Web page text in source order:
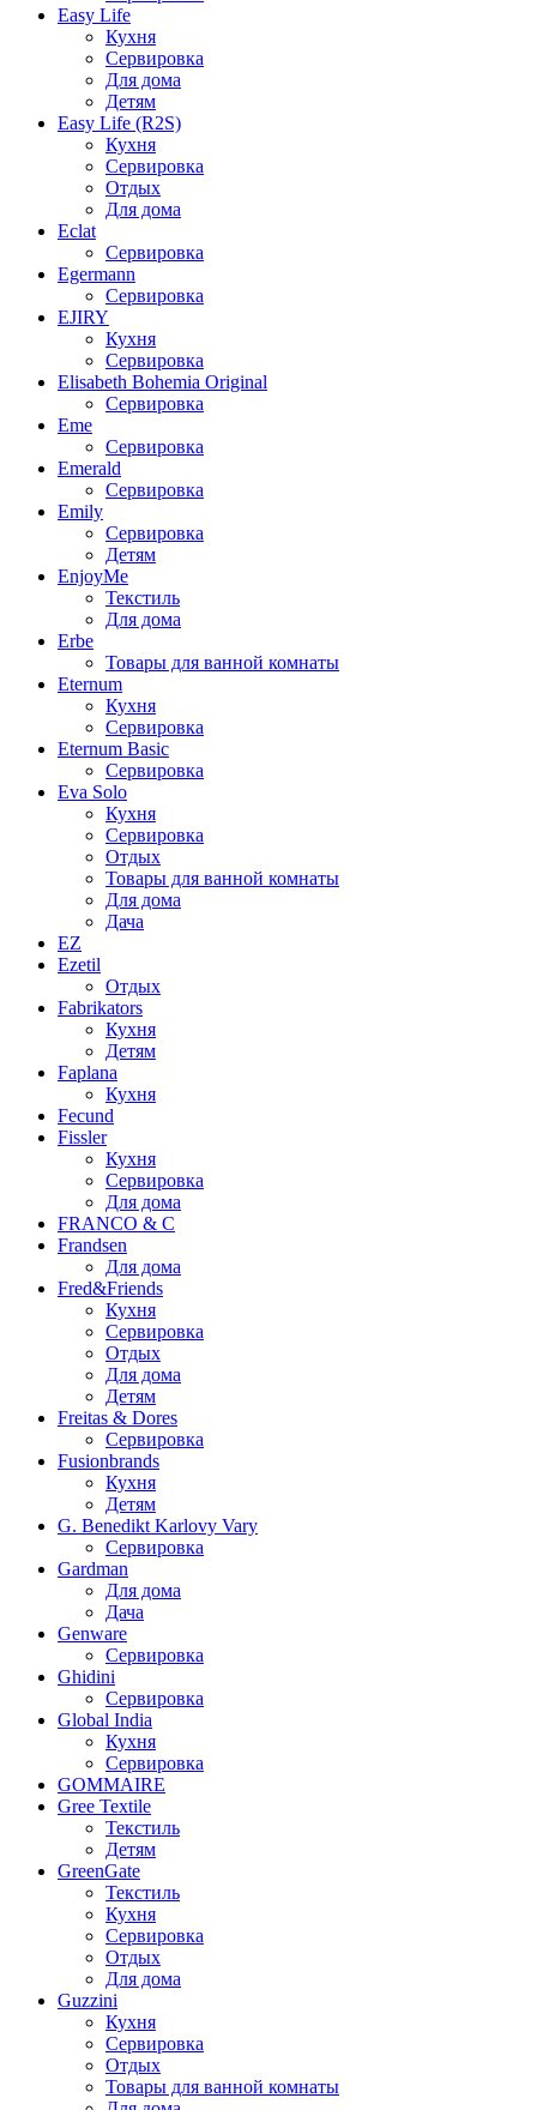
Easy Life
Кухня
Сервировка
Для дома
Детям
Easy Life (R2S)
Кухня
Сервировка
Отдых
Для дома
Eclat
Сервировка
Egermann
Сервировка
EJIRY
Кухня
Сервировка
Elisabeth Bohemia Original
Сервировка
Eme
Сервировка
Emerald
Сервировка
Emily
Сервировка
Детям
EnjoyMe
Текстиль
Для дома
Erbe
Товары для ванной комнаты
Eternum
Кухня
Сервировка
Eternum Basic
Сервировка
Eva Solo
Кухня
Сервировка
Отдых
Товары для ванной комнаты
Для дома
Дача
EZ
Ezetil
Отдых
Fabrikators
Кухня
Детям
Faplana
Кухня
Fecund
Fissler
Кухня
Сервировка
Для дома
FRANCO & C
Frandsen
Для дома
Fred&Friends
Кухня
Сервировка
Отдых
Для дома
Детям
Freitas & Dores
Сервировка
Fusionbrands
Кухня
Детям
G. Benedikt Karlovy Vary
Сервировка
Gardman
Для дома
Дача
Genware
Сервировка
Ghidini
Сервировка
Global India
Кухня
Сервировка
GOMMAIRE
Gree Textile
Текстиль
Детям
GreenGate
Текстиль
Кухня
Сервировка
Отдых
Для дома
Guzzini
Кухня
Сервировка
Отдых
Товары для ванной комнаты